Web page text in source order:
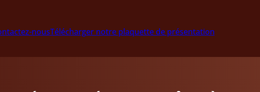
nousTélécharger notre plaquette de présentation